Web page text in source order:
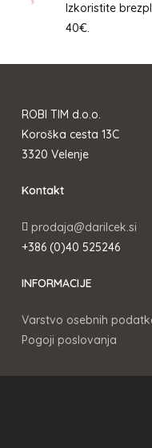
Izkoristite
40€.
ROBI TIM d.o.o.
Koroška cesta 13C
3320 Velenje
Kontakt
prodaja@darilcek.si
+386 (0)40 525246
INFORMACIJE
Varstvo osebnih
Pogoji poslovanja